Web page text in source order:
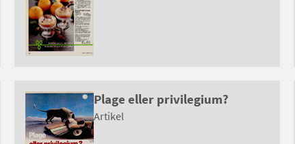
Plage eller privilegium?
Artikel